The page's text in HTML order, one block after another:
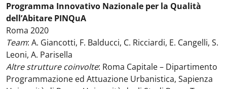
Programma Innovativo Nazionale per la Qualità
dell’Abitare PINQuA
Roma 2020
Team: A. Giancotti, F. Balducci, C. Ricciardi, E. Cangelli, S.
Leoni, A. Parisella
Altre strutture coinvolte: Roma Capitale – Dipartimento
Programmazione ed Attuazione Urbanistica, Sapienza